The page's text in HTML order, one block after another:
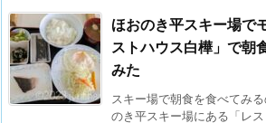
ほおのき平スキー場で
ストハウス白樺」で朝
みた
スキー場で朝食を食べてみ
のき平スキー場にある「レ